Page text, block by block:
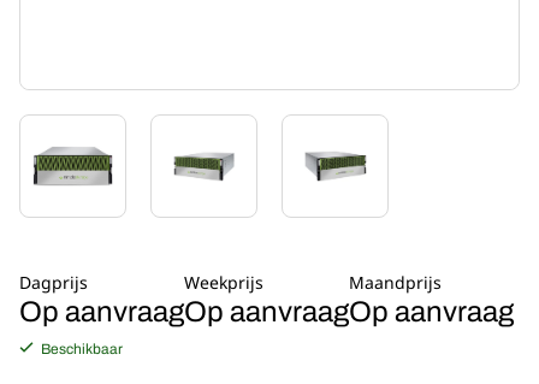
Dagprijs
Op aanvraag
Weekprijs
Op aanvraag
Maandprijs
Op aanvraag
Beschikbaar